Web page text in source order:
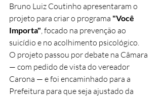
Bruno Luiz Coutinho apresentaram o
projeto para criar o programa "Você
Importa", focado na prevenção ao
suicídio e no acolhimento psicológico.
O projeto passou por debate na Câmara
— com pedido de vista do vereador
Carona — e foi encaminhado para a
Prefeitura para que seja ajustado da